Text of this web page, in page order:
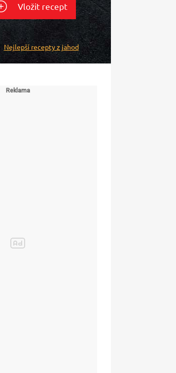
Vložit recept
Nejlepší recepty z jahod